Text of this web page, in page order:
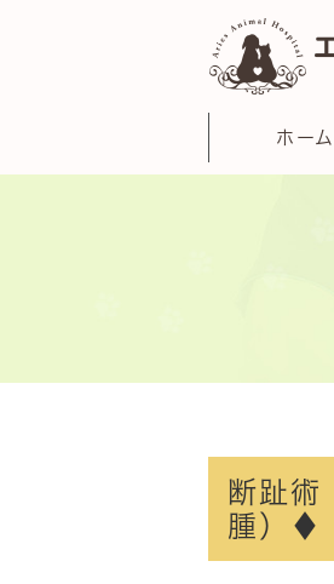
ホーム
断趾
腫）♦